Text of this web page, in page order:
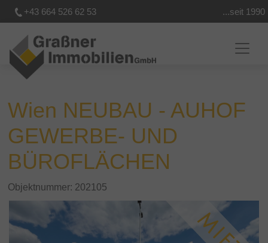
+43 664 526 62 53 ...seit 1990
Wien NEUBAU - AUHOF
GEWERBE- UND
BÜROFLÄCHEN
Objektnummer: 202105